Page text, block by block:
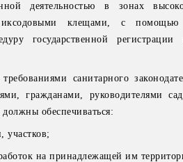
деятельностью в зонах
клещами, с помощью
государственной
санитарного
гражданами, руководителями
обеспечиваться:
участков;
на принадлежащей им